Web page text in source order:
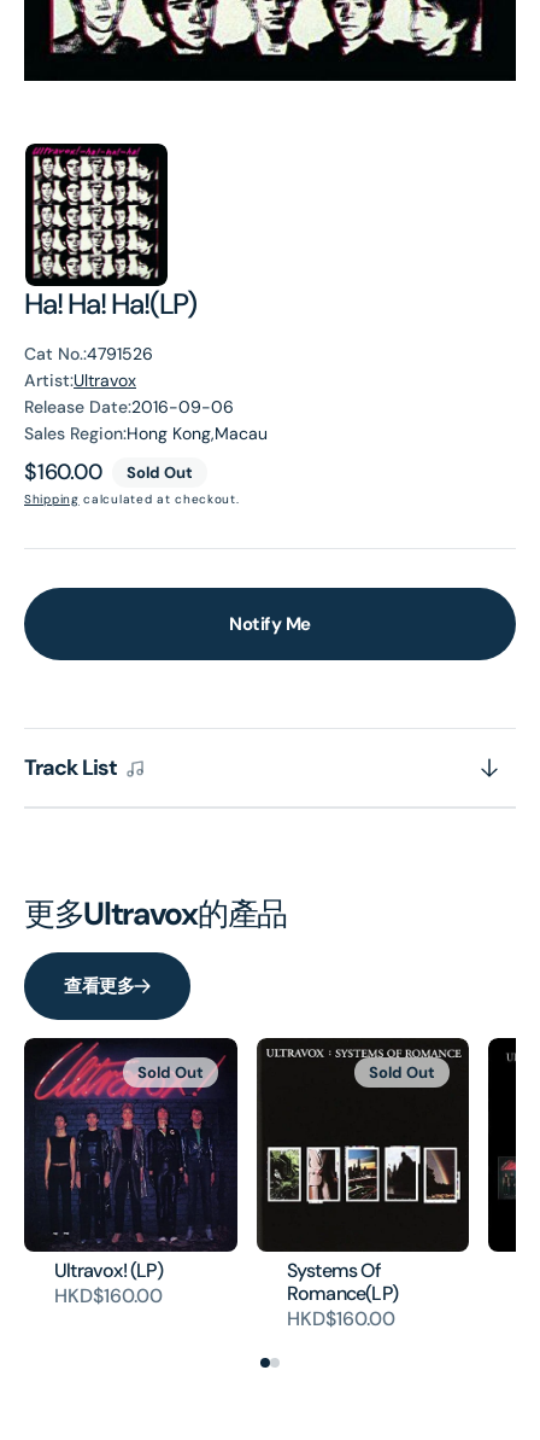
Ha! Ha! Ha!(LP)
Cat No.:4791526
Artist:Ultravox
Release Date:2016-09-06
Sales Region:Hong Kong,Macau
Regular
price
$160.00 Sold Out
Shipping calculated at checkout.
Notify Me
Track List
更多Ultravox的產品
查看更多
Ultravox! (LP)
HKD$160.00
Sold Out
Systems Of
Romance(LP)
HKD$160.00
Sold Out